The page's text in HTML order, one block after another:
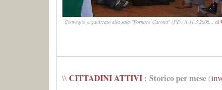
Convegno organizzato alla sala "Fornace Carotta" (PD) il 31.3.2006... di
\\ CITTADINI ATTIVI: Storico per mese(